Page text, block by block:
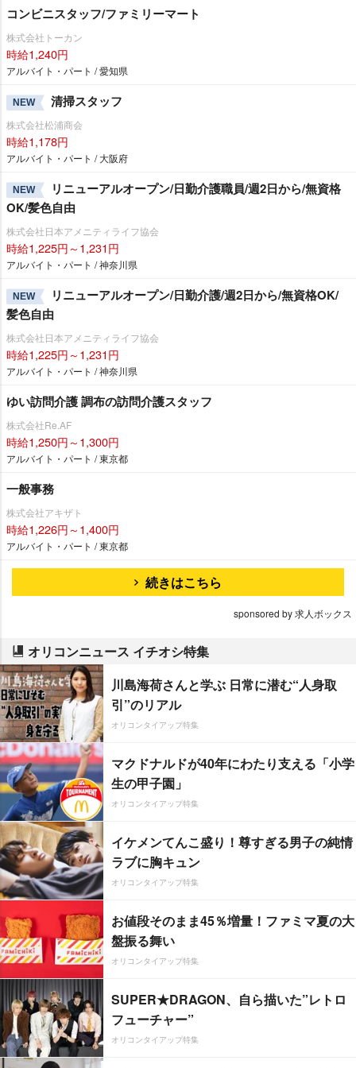
コンビニスタッフ/ファミリーマート
株式会社トーカン
時給1,240円
アルバイト・パート / 愛知県
NEW 清掃スタッフ
株式会社松浦商会
時給1,178円
アルバイト・パート / 大阪府
NEW
リニューアルオープン/日勤介護職員/週2日から/無資格
OK/髪色自由
株式会社日本アメニティライフ協会
時給1,225円～1,231円
アルバイト・パート / 神奈川県
NEW
リニューアルオープン/日勤介護/週2日から/無資格OK/
髪色自由
株式会社日本アメニティライフ協会
時給1,225円～1,231円
アルバイト・パート / 神奈川県
ゆい訪問介護 調布の訪問介護スタッフ
株式会社Re.AF
時給1,250円～1,300円
アルバイト・パート / 東京都
一般事務
株式会社アキザト
時給1,226円～1,400円
アルバイト・パート / 東京都
続きはこちら
sponsored by 求人ボックス
オリコンニュース イチオシ特集
川島海荷さんと学ぶ 日常に潜む“人身取
引”のリアル
オリコンタイアップ特集
マクドナルドが40年にわたり支える「小学
生の甲子園」
オリコンタイアップ特集
イケメンてんこ盛り！尊すぎる男子の純情
ラブに胸キュン
オリコンタイアップ特集
お値段そのまま45％増量！ファミマ夏の大
盤振る舞い
オリコンタイアップ特集
SUPER★DRAGON、自ら描いた”レトロ
フューチャー”
オリコンタイアップ特集